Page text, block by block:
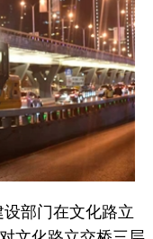
部门在文化路立